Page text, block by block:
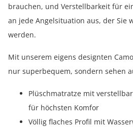
brauchen, und Verstellbarkeit für
an jede Angelsituation aus, der Sie
werden.
Mit unserem eigens designten
nur superbequem, sondern sehen
Plüschmatratze mit
für höchsten Komfor
Völlig flaches Profil mit